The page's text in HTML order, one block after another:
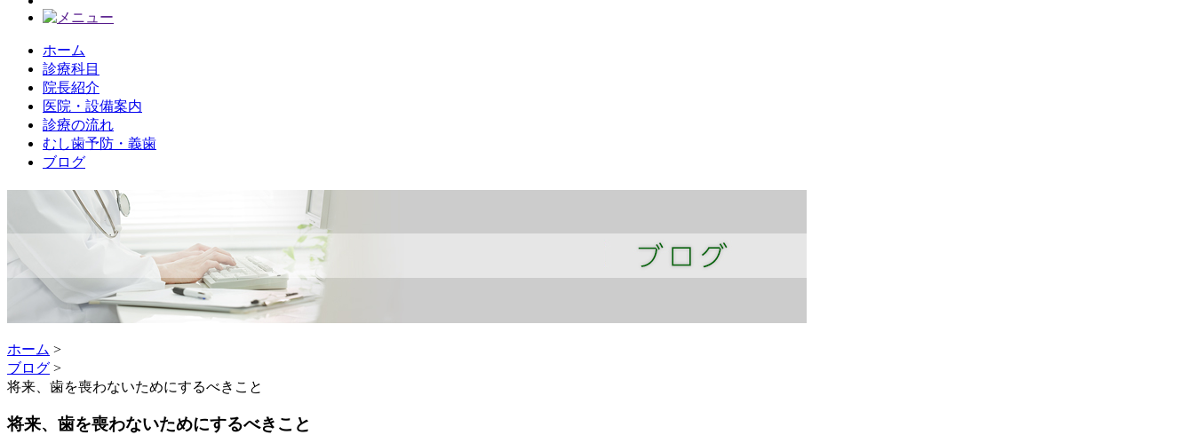
ホーム
診療科目
院長紹介
医院・設備案内
診療の流れ
むし歯予防・義歯
ブログ
ホーム >
ブログ >
将来、歯を喪わないためにするべきこと
将来、歯を喪わないためにするべきこと